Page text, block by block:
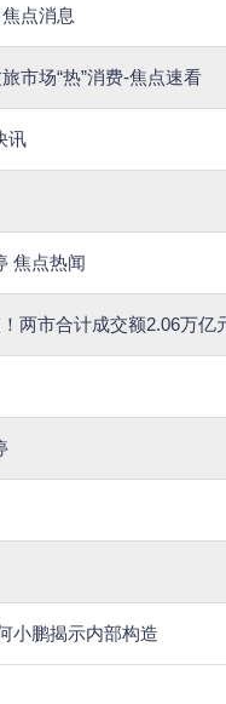
点消息
市场“热”消费-焦点速看
讯
焦点热闻
两市合计成交额2.06万亿
小鹏揭示内部构造